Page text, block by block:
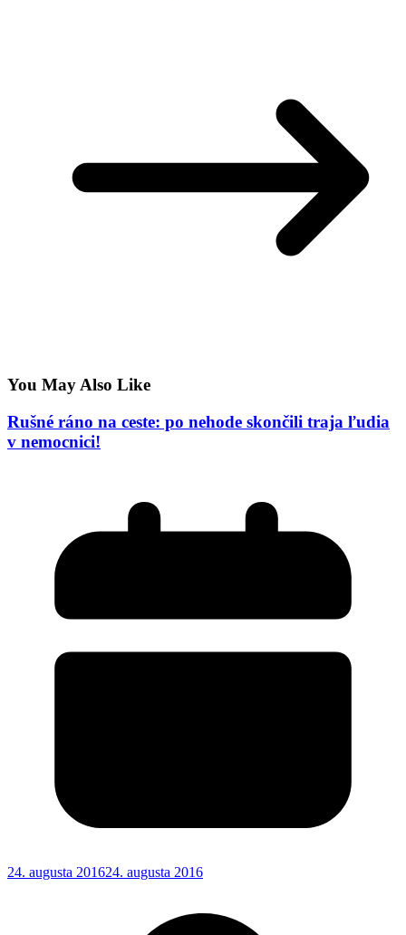
You May Also Like
Rušné ráno na ceste: po nehode skončili traja ľudia
v nemocnici!
24. augusta 201624. augusta 2016